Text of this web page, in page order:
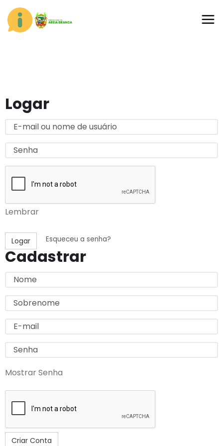
Logar
ou
nome
usuário
Senha
Lembrar
Logar Esqueceu a senha?
Cadastrar
Nome
Sobrenome
Insira
senha
Mostrar Senha
Criar Conta